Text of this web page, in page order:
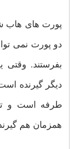
پورت های هاب
دو پورت نمی
بفرستند.
دیگر گیرنده
طرفه است و
همزمان هم